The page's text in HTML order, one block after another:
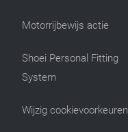
Motorrijbewijs actie
Shoei Personal Fitting
System
Wijzig cookievoorkeuren